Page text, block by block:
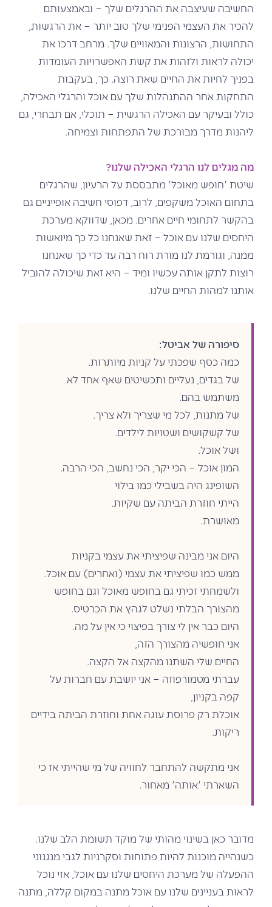
החשיבה שעיצבה את ההרגלים שלך – ובאמצעותם
להכיר את העצמי הפנימי שלך טוב יותר – את הרגשות,
התחושות, הרצונות והמאוויים שלך. מרחב דרכו את
יכולה לראות ולזהות את קשת האפשרויות העומדות
בפניך לחיות את החיים שאת רוצה. כך, בעקבות
התחקות אחר ההתנהלות שלך עם אוכל והרגלי האכילה,
כולל ובעיקר עם האכילה הרגשית – תוכלי, אם תבחרי, גם
ליהנות מדרך מבורכת של התפתחות וצמיחה.
מה מגלים לנו הרגלי האכילה שלנו?
שיטת 'חופש מאוכל' מתבססת על הרעיון, שהרגלים
בתחום האוכל משקפים, לרוב, דפוסי חשיבה אופייניים גם
בהקשר לתחומי חיים אחרים. מכאן, שדווקא מערכת
היחסים שלנו עם אוכל – זאת שאנחנו כל כך מיואשות
ממנה, וגורמת לנו מורת רוח רבה עד כדי כך שאנחנו
רוצות לתקן אותה עכשיו ומיד – היא זאת שיכולה להוביל
אותנו למהות החיים שלנו.
סיפורה של אביטל:
כמה כסף שפכתי על קניות מיותרות.
של בגדים, נעליים ותכשיטים שאף אחד לא
משתמש בהם.
של מתנות, לכל מי שצריך ולא צריך.
של קשקושים ושטויות לילדים.
ושל אוכל.
המון אוכל – הכי יקר, הכי נחשב, הכי הרבה.
השופינג היה בשבילי כמו בילוי
הייתי חוזרת הביתה עם שקיות.
מאושרת.
היום אני מבינה שפיציתי את עצמי בקניות
ממש כמו שפיציתי את עצמי (ואחרים) עם אוכל.
ולשמחתי זכיתי גם בחופש מאוכל וגם בחופש
מהצורך הבלתי נשלט לגהץ את הכרטיס.
היום כבר אין לי צורך בפיצוי כי אין על מה.
אני חופשיה מהצורך הזה,
החיים שלי השתנו מהקצה אל הקצה.
עברתי מטמורפוזה – אני יושבת עם חברות על
קפה בקניון,
אוכלת רק פרוסת עוגה אחת וחוזרת הביתה בידיים
ריקות.
אני מתקשה להתחבר לחוויה של מי שהייתי אז כי
השארתי 'אותה' מאחור.
מדובר כאן בשינוי מהותי של מוקד תשומת הלב שלנו.
כשנהייה מוכנות להיות פתוחות וסקרניות לגבי מנגנוני
ההפעלה של מערכת היחסים שלנו עם אוכל, אזי נוכל
לראות בעניינים שלנו עם אוכל מתנה במקום קללה, מתנה